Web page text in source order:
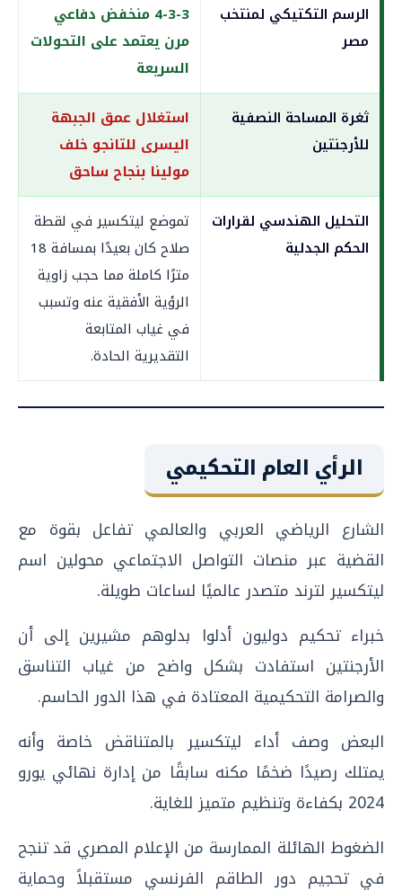
الرسم التكتيكي لمنتخب
مصر
4-3-3 منخفض دفاعي
مرن يعتمد على التحولات
السريعة
ثغرة المساحة النصفية
للأرجنتين
استغلال عمق الجبهة
اليسرى للتانجو خلف
مولينا بنجاح ساحق
التحليل الهندسي لقرارات
الحكم الجدلية
تموضع ليتكسير في لقطة
صلاح كان بعيدًا بمسافة 18
مترًا كاملة مما حجب زاوية
الرؤية الأفقية عنه وتسبب
في غياب المتابعة
التقديرية الحادة.
الرأي العام التحكيمي
الشارع الرياضي العربي والعالمي تفاعل بقوة مع
القضية عبر منصات التواصل الاجتماعي محولين اسم
ليتكسير لترند متصدر عالميًا لساعات طويلة.
خبراء تحكيم دوليون أدلوا بدلوهم مشيرين إلى أن
الأرجنتين استفادت بشكل واضح من غياب التناسق
والصرامة التحكيمية المعتادة في هذا الدور الحاسم.
البعض وصف أداء ليتكسير بالمتناقض خاصة وأنه
يمتلك رصيدًا ضخمًا مكنه سابقًا من إدارة نهائي يورو
2024 بكفاءة وتنظيم متميز للغاية.
الضغوط الهائلة الممارسة من الإعلام المصري قد تنجح
في تحجيم دور الطاقم الفرنسي مستقبلاً وحماية